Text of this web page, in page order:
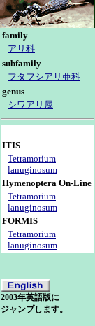
family
アリ科
subfamily
フタフシアリ亜科
genus
シワアリ属
ITIS
Tetramorium
lanuginosum
Hymenoptera On-Line
Tetramorium
lanuginosum
FORMIS
Tetramorium
lanuginosum
2003年英語版に
ジャンプします。